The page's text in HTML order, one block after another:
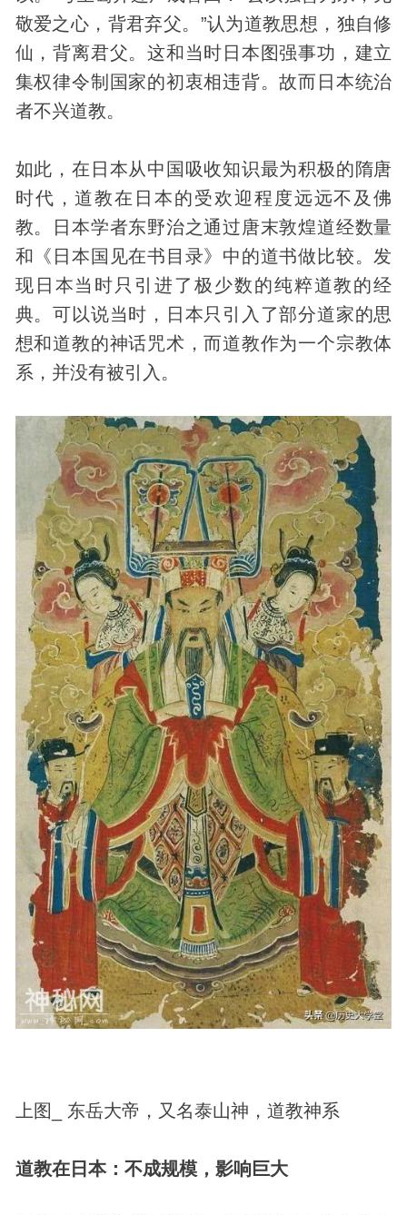
敬爱之心，背君弃父。”认为道教思想，独自修
仙，背离君父。这和当时日本图强事功，建立
集权律令制国家的初衷相违背。故而日本统治
者不兴道教。
如此，在日本从中国吸收知识最为积极的隋唐
时代，道教在日本的受欢迎程度远远不及佛
教。日本学者东野治之通过唐末敦煌道经数量
和《日本国见在书目录》中的道书做比较。发
现日本当时只引进了极少数的纯粹道教的经
典。可以说当时，日本只引入了部分道家的思
想和道教的神话咒术，而道教作为一个宗教体
系，并没有被引入。
上图_ 东岳大帝，又名泰山神，道教神系
道教在日本：不成规模，影响巨大